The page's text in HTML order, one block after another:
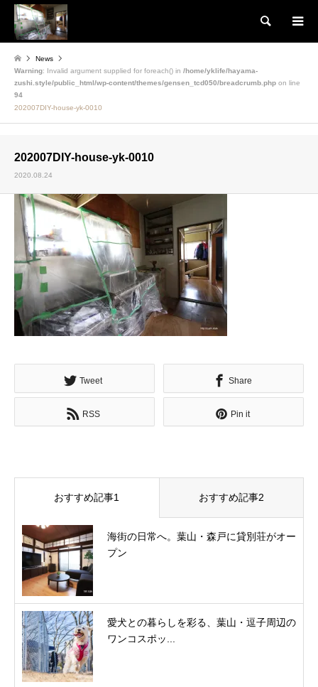
検索
News
Warning: Invalid argument supplied for foreach() in /home/yklife/hayama-
zushi.style/public_html/wp-content/themes/gensen_tcd050/breadcrumb.php on line
94
202007DIY-house-yk-0010
202007DIY-house-yk-0010
2020.08.24
Tweet Share
RSS Pin it
おすすめ記事1 おすすめ記事2
海街の日常へ。葉山・森戸に貸別荘がオー
プン
愛犬との暮らしを彩る、葉山・逗子周辺の
ワンコスポッ...